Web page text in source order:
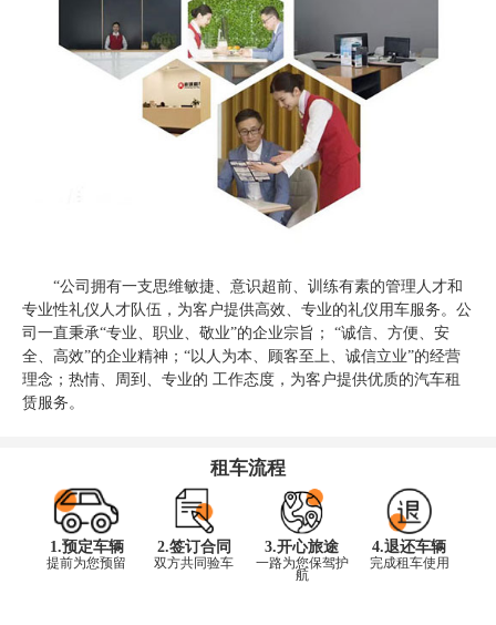
“公司拥有一支思维敏捷、意识超前、训练有素的管理人才和
专业性礼仪人才队伍，为客户提供高效、专业的礼仪用车服务。公
司一直秉承“专业、职业、敬业”的企业宗旨； “诚信、方便、安
全、高效”的企业精神；“以人为本、顾客至上、诚信立业”的经营
理念；热情、周到、专业的 工作态度，为客户提供优质的汽车租
赁服务。
租车流程
1.预定车辆
提前为您预留
2.签订合同
双方共同验车
3.开心旅途
一路为您保驾护
航
4.退还车辆
完成租车使用